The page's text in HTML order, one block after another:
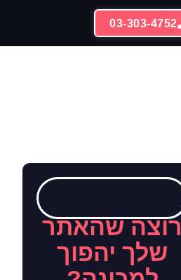
03-303-4752
רוצה שהאתר
שלך יהפוך